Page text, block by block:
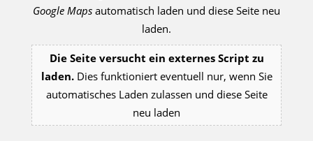
Google Maps automatisch laden und diese Seite neu
laden.
Die Seite versucht ein externes Script zu
laden.Dies funktioniert eventuell nur, wenn Sie
automatisches Laden zulassen und diese Seite
neu laden